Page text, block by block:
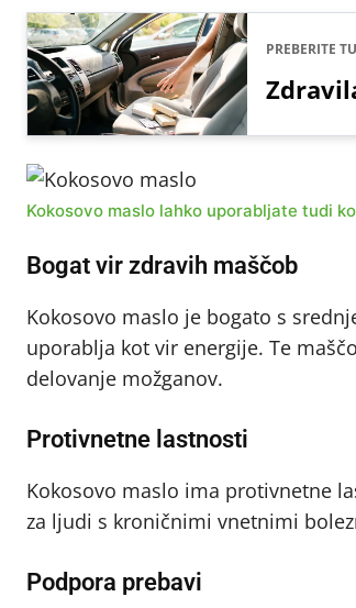
PREBERITE
Kokosovo maslo lahko uporabljate tudi
Bogat vir zdravih maščob
Kokosovo maslo je bogato s
uporablja kot vir energije. Te
delovanje možganov.
Protivnetne lastnosti
Kokosovo maslo ima protivnetne
za ljudi s kroničnimi vnetnimi
Podpora prebavi